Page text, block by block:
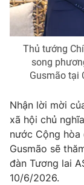
Hậu trường
Nhân vật
Khán giả
Giải sao mai
Điện ảnh
Âm nhạc
Đời sống
Du lịch
Làm đẹp
Chất lượng
Giáo dục
Học trực tuyến
Công nghệ
Hitech Công
Sản phẩm
Thị trường
Giao lưu trực
Lịch phát
Thủ tướng
song
Gusmão tại
Nhận lời mời
xã hội chủ
nước Cộng hòa
Gusmão sẽ
đàn Tương lai
10/6/2026.